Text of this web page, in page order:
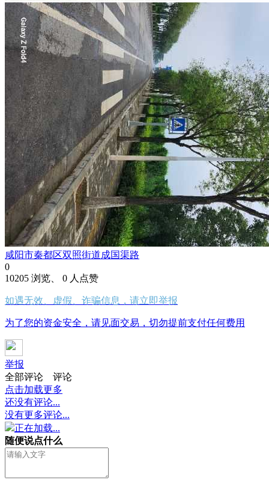
咸阳市秦都区双照街道成国渠路
0
10205 浏览、 0 人点赞
如遇无效、虚假、诈骗信息，请立即举报
为了您的资金安全，请见面交易，切勿提前支付任何费用
举报
全部评论
评论
点击加载更多
还没有评论...
没有更多评论...
正在加载...
随便说点什么